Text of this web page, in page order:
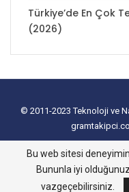
Türkiye’de En Çok
(2026)
© 2011-2023Teknoloji ve
tanıtım yazısı satın al e-
AlmaI Davetiye l instagram
Bu web sitesi
Bununla iyi
vazgeçebilirsiniz.